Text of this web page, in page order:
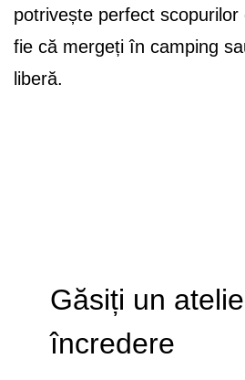
potrivește perfect
fie că mergeți în camping
liberă.
Găsiți un
încredere